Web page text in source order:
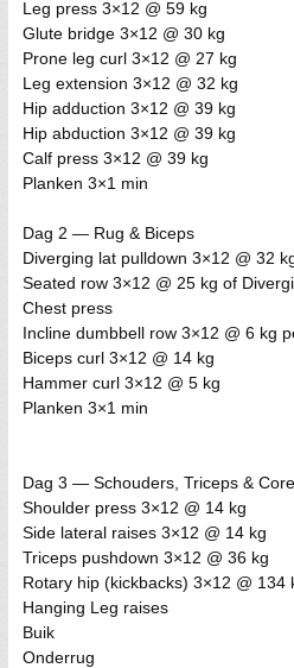
Leg press 3×12 @ 59 kg
Glute bridge 3×12 @ 30 kg
Prone leg curl 3×12 @ 27 kg
Leg extension 3×12 @ 32 kg
Hip adduction 3×12 @ 39 kg
Hip abduction 3×12 @ 39 kg
Calf press 3×12 @ 39 kg
Planken 3×1 min
Dag 2 — Rug & Biceps
Diverging lat pulldown 3×12 @ 32
Seated row 3×12 @ 25 kg of
Chest press
Incline dumbbell row 3×12 @ 6 kg
Biceps curl 3×12 @ 14 kg
Hammer curl 3×12 @ 5 kg
Planken 3×1 min
Dag 3 — Schouders, Triceps & Core
Shoulder press 3×12 @ 14 kg
Side lateral raises 3×12 @ 14 kg
Triceps pushdown 3×12 @ 36 kg
Rotary hip (kickbacks) 3×12 @ 134
Hanging Leg raises
Buik
Onderrug